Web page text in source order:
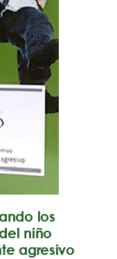
los
niño
agresivo